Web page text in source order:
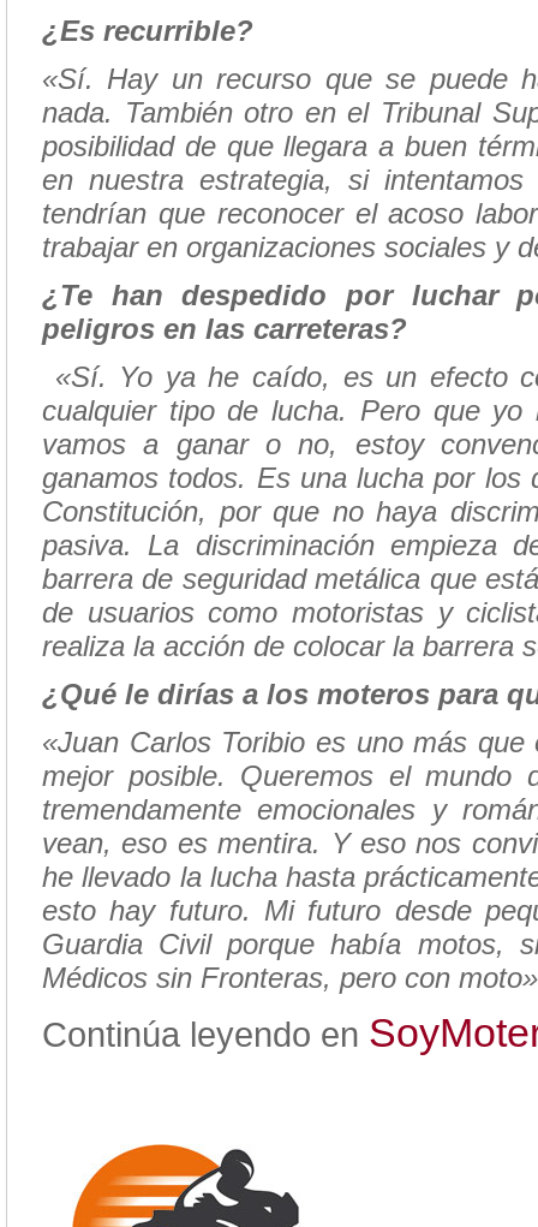
¿Es recurrible?
«Sí. Hay un recurso que se puede
nada. También otro en el Tribunal
posibilidad de que llegara a buen
en nuestra estrategia, si
tendrían que reconocer el acoso
trabajar en organizaciones sociales y
¿Te han despedido por luchar
peligros en las carreteras?
«Sí. Yo ya he caído, es un efecto
cualquier tipo de lucha. Pero que
vamos a ganar o no, estoy
ganamos todos. Es una lucha por
Constitución, por que no haya
pasiva. La discriminación empieza
barrera de seguridad metálica que
de usuarios como motoristas y
realiza la acción de colocar la barrera
¿Qué le dirías a los moteros para
«Juan Carlos Toribio es uno más
mejor posible. Queremos el mundo
tremendamente emocionales y
vean, eso es mentira. Y eso nos
he llevado la lucha hasta
esto hay futuro. Mi futuro desde
Guardia Civil porque había motos,
Médicos sin Fronteras, pero con
Continúa leyendo en